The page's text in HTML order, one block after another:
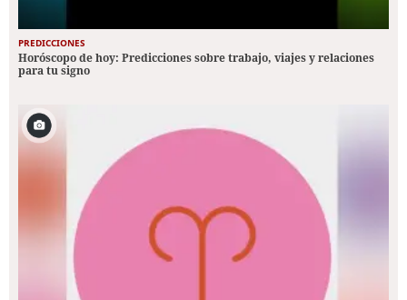
PREDICCIONES
Horóscopo de hoy: Predicciones sobre trabajo, viajes y relaciones
para tu signo